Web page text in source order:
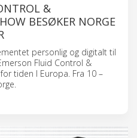
&
BESØKER NORGE
personlig og digitalt til
Fluid Control &
tiden I Europa. Fra 10 –